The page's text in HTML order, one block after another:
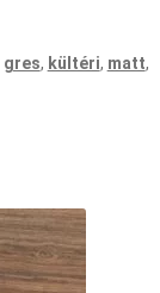
gres, kültéri, matt,